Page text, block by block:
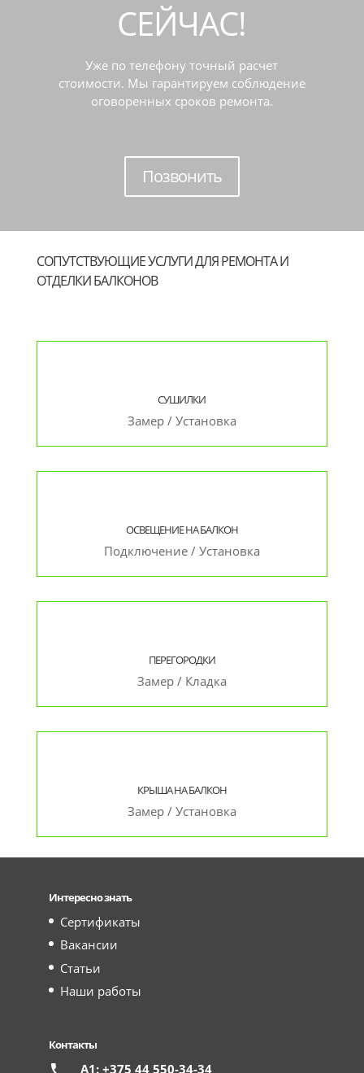
СЕЙЧАС!
Уже по телефону точный расчет
стоимости. Мы гарантируем соблюдение
оговоренных сроков ремонта.
Позвонить
СОПУТСТВУЮЩИЕ УСЛУГИ ДЛЯ РЕМОНТА И
ОТДЕЛКИ БАЛКОНОВ
СУШИЛКИ
Замер / Установка
ОСВЕЩЕНИЕ НА БАЛКОН
Подключение / Установка
ПЕРЕГОРОДКИ
Замер / Кладка
КРЫША НА БАЛКОН
Замер / Установка
Интересно знать
Сертификаты
Вакансии
Статьи
Наши работы
Контакты
А1: +375 44 550-34-34